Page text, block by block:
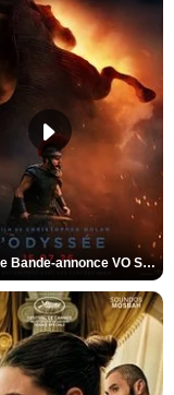
L'Odyssée Bande-annonce VO STFR